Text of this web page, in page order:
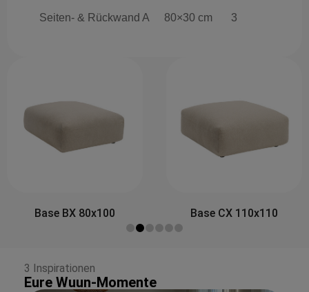
Seiten- & Rückwand A 80×30 cm 3
Base CX 110x110 Side&Back A 80x30
3 Inspirationen
Eure Wuun-Momente